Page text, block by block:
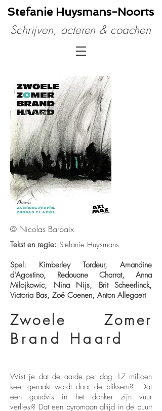
Stefanie Huysmans​-Noorts
Schrijven, acteren & coachen
© Nicolas Barbaix
Tekst en regie: Stefanie Huysmans
Spel: Kimberley Tordeur, Amandine
d'Agostino, Redouane Charrat, Anna
Milojkowic, Nina Nijs, Brit Scheerlinck,
Victoria Bas, Zoë Coenen, Anton Allegaert
Zwoele Zomer
Brand Haard
Wist je dat de aarde per dag 17 miljoen
keer geraakt wordt door de bliksem? Dat
een goudvis in het donker zijn vuur
verliest? Dat een pyromaan altijd in de buurt